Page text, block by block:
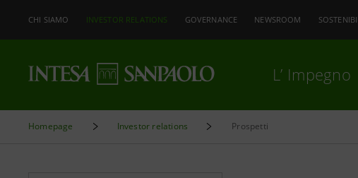
CHI SIAMO INVESTOR RELATIONS GOVERNANCE NEWSROOM
L’ Impegno
Homepage Investor relations Prospetti